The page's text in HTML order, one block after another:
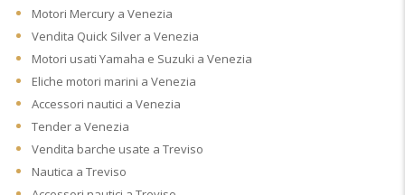
Motori Mercury a Venezia
Vendita Quick Silver a Venezia
Motori usati Yamaha e Suzuki a Venezia
Eliche motori marini a Venezia
Accessori nautici a Venezia
Tender a Venezia
Vendita barche usate a Treviso
Nautica a Treviso